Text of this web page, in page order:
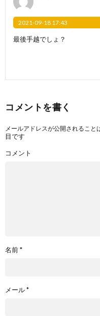
2021-09-18 17:43
最後手越でしょ？
コメントを書く
メールアドレスが公開されること
目です
コメント
名前*
メール*